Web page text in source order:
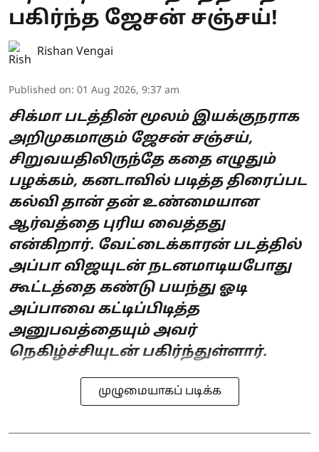
பகிர்ந்த ஜேசன் சஞ்சய்!
Rishan Vengai
Published on: 01 Aug 2026, 9:37 am
சிக்மா படத்தின் மூலம் இயக்குநராக
அறிமுகமாகும் ஜேசன் சஞ்சய்,
சிறுவயதிலிருந்தே கதை எழுதும்
பழக்கம், கனடாவில் படித்த திரைப்பட
கல்வி தான் தன் உண்மையான
ஆர்வத்தை புரிய வைத்தது
என்கிறார். வேட்டைக்காரன் படத்தில்
அப்பா விஜயுடன் நடனமாடியபோது
கூட்டத்தை கண்டு பயந்து ஓடி
அப்பாவை கட்டிப்பிடித்த
அனுபவத்தையும் அவர்
நெகிழ்ச்சியுடன் பகிர்ந்துள்ளார்.
முழுமையாகப் படிக்க